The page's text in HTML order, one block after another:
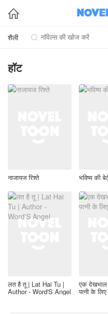

शैली 
हॉट
नाजायज रिश्ते भविष्य की
लत है तू | Lat Hai Tu |
Author - Word'S Angel
एक देखभाल
पत्नी के लिए